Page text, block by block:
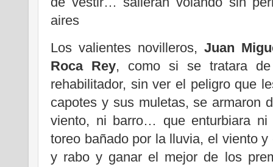
aires
Los valientes novilleros, Juan
Roca Rey, como si se tratara
rehabilitador, sin ver el peligro que
capotes y sus muletas, se armaron
viento, ni barro… que enturbiara
toreo bañado por la lluvia, el viento
y rabo y ganar el mejor de los